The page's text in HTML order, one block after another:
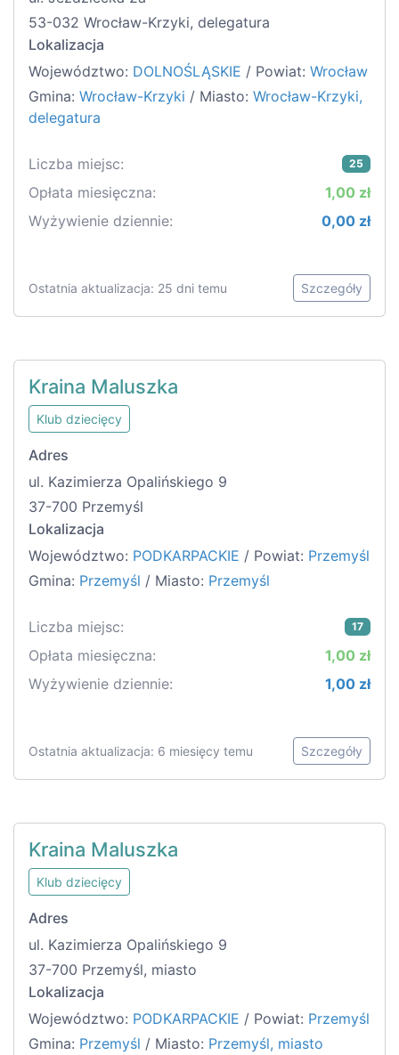
53-032 Wrocław-Krzyki, delegatura
Lokalizacja
Województwo: DOLNOŚLĄSKIE / Powiat: Wrocław
Gmina: Wrocław-Krzyki / Miasto: Wrocław-Krzyki,
delegatura
Liczba miejsc: 25
Opłata miesięczna:
1,00 zł
Wyżywienie dziennie:
0,00 zł
Ostatnia aktualizacja: 25 dni temu Szczegóły
Kraina Maluszka
Klub dziecięcy
Adres
ul. Kazimierza Opalińskiego 9
37-700 Przemyśl
Lokalizacja
Województwo: PODKARPACKIE / Powiat: Przemyśl
Gmina: Przemyśl / Miasto: Przemyśl
Liczba miejsc: 17
Opłata miesięczna:
1,00 zł
Wyżywienie dziennie:
1,00 zł
Ostatnia aktualizacja: 6 miesięcy temu Szczegóły
Kraina Maluszka
Klub dziecięcy
Adres
ul. Kazimierza Opalińskiego 9
37-700 Przemyśl, miasto
Lokalizacja
Województwo: PODKARPACKIE / Powiat: Przemyśl
Gmina: Przemyśl / Miasto: Przemyśl, miasto